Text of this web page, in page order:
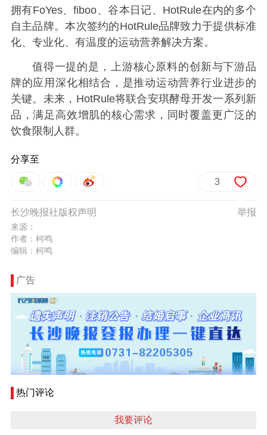
拥有FoYes、fiboo、谷本日记、HotRule在内的多个
自主品牌。本次签约的HotRule品牌致力于提供标准
化、专业化、有温度的运动营养解决方案。
值得一提的是，上游核心原料的创新与下游品
牌的应用深化相结合，是推动运动营养行业进步的
关键。未来，HotRule将联合安琪酵母开发一系列新
品，满足高效增肌的核心需求，同时覆盖更广泛的
饮食限制人群。
分享至
3
举报
长沙晚报社版权声明
来源：
作者：柯鸣
编辑：柯鸣
广告
热门评论
我要评论